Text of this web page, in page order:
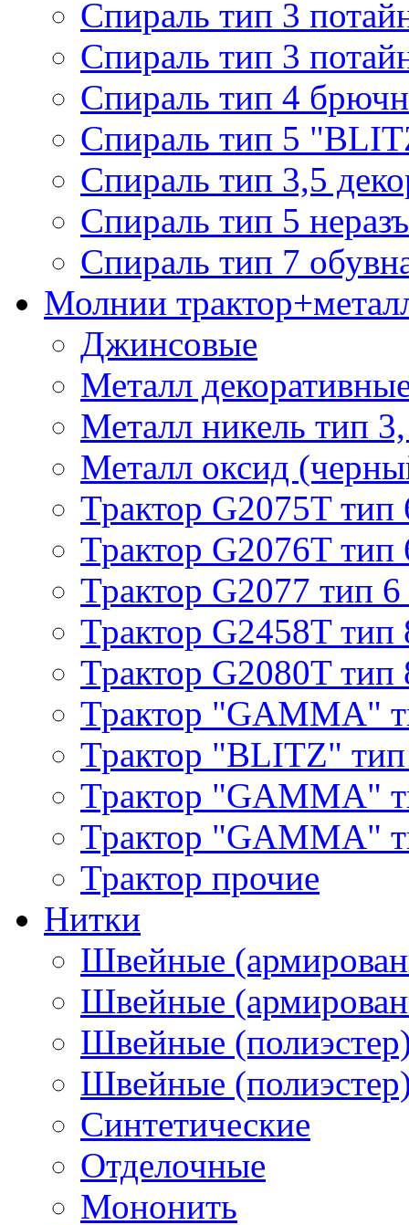
Спираль тип 3
Спираль тип 3
Спираль тип 4
Спираль тип 5
Спираль тип 3,5
Спираль тип 5
Спираль тип 7
Молнии
Джинсовые
Металл
Металл никель тип
Металл оксид
Трактор G2075T тип
Трактор G2076T тип
Трактор G2077 тип 6
Трактор G2458T тип
Трактор G2080T тип
Трактор "GAMMA"
Трактор "BLITZ"
Трактор "GAMMA"
Трактор "GAMMA"
Трактор прочие
Нитки
Швейные
Швейные
Швейные
Швейные
Синтетические
Отделочные
Мононить